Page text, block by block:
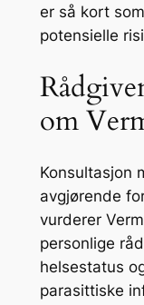
er så kort
potensielle
om
Konsultasjon
avgjørende
vurderer
personlige
helsestatus
parasittiske